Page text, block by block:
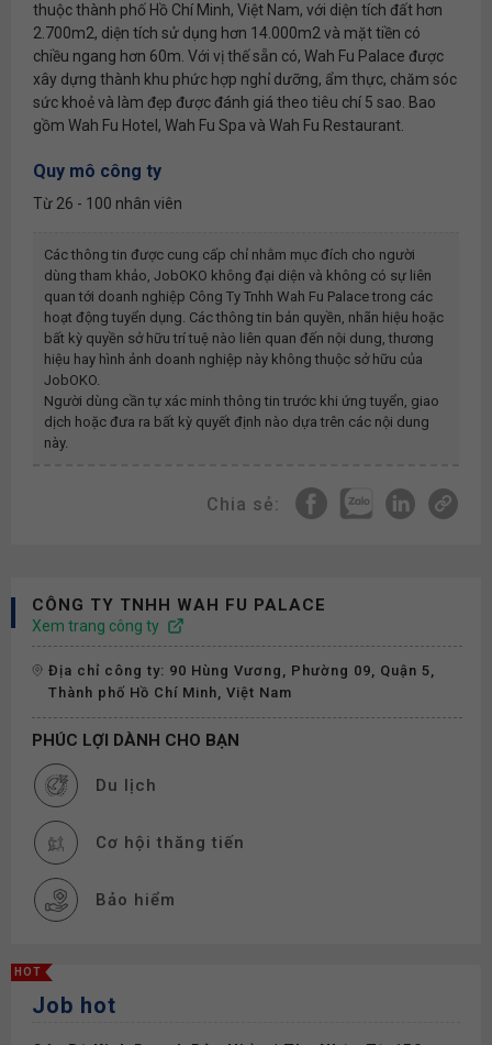
thuộc thành phố Hồ Chí Minh, Việt Nam, với diện tích đất hơn
2.700m2, diện tích sử dụng hơn 14.000m2 và mặt tiền có
chiều ngang hơn 60m. Với vị thế sẵn có, Wah Fu Palace được
xây dựng thành khu phức hợp nghỉ dưỡng, ẩm thực, chăm sóc
sức khoẻ và làm đẹp được đánh giá theo tiêu chí 5 sao. Bao
gồm Wah Fu Hotel, Wah Fu Spa và Wah Fu Restaurant.
Quy mô công ty
Từ 26 - 100 nhân viên
Các thông tin được cung cấp chỉ nhằm mục đích cho người
dùng tham khảo, JobOKO không đại diện và không có sự liên
quan tới doanh nghiệp Công Ty Tnhh Wah Fu Palacetrong các
hoạt động tuyển dụng. Các thông tin bản quyền, nhãn hiệu hoặc
bất kỳ quyền sở hữu trí tuệ nào liên quan đến nội dung, thương
hiệu hay hình ảnh doanh nghiệp này không thuộc sở hữu của
JobOKO.
Người dùng cần tự xác minh thông tin trước khi ứng tuyển, giao
dịch hoặc đưa ra bất kỳ quyết định nào dựa trên các nội dung
này.
Chia sẻ:
CÔNG TY TNHH WAH FU PALACE
Xem trang công ty
Địa chỉ công ty: 90 Hùng Vương, Phường 09, Quận 5,
Thành phố Hồ Chí Minh, Việt Nam
PHÚC LỢI DÀNH CHO BẠN
Du lịch
Cơ hội thăng tiến
Bảo hiểm
HOT
Job hot